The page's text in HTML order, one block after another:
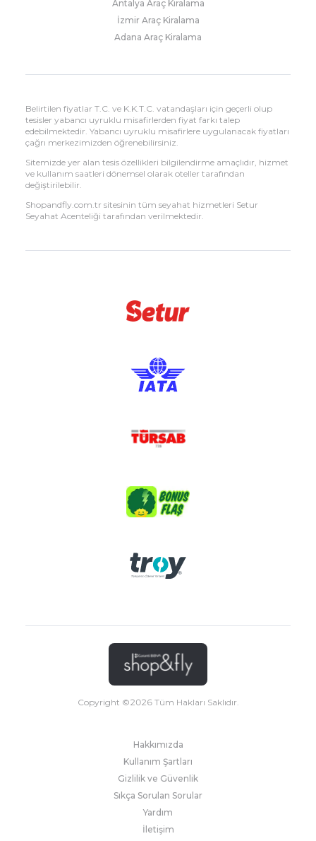
Antalya Araç Kiralama
İzmir Araç Kiralama
Adana Araç Kiralama
Belirtilen fiyatlar T.C. ve K.K.T.C. vatandaşları için geçerli olup
tesisler yabancı uyruklu misafirlerden fiyat farkı talep
edebilmektedir. Yabancı uyruklu misafirlere uygulanacak fiyatları
çağrı merkezimizden öğrenebilirsiniz.
Sitemizde yer alan tesis özellikleri bilgilendirme amaçlıdır, hizmet
ve kullanım saatleri dönemsel olarak oteller tarafından
değiştirilebilir.
Shopandfly.com.tr sitesinin tüm seyahat hizmetleri Setur
Seyahat Acenteliği tarafından verilmektedir.
Copyright ©2026Tüm Hakları Saklıdır.
Hakkımızda
Kullanım Şartları
Gizlilik ve Güvenlik
Sıkça Sorulan Sorular
Yardım
İletişim